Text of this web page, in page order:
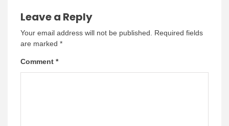
Leave a Reply
Your email address will not be published.
Required fields
are marked *
Comment *